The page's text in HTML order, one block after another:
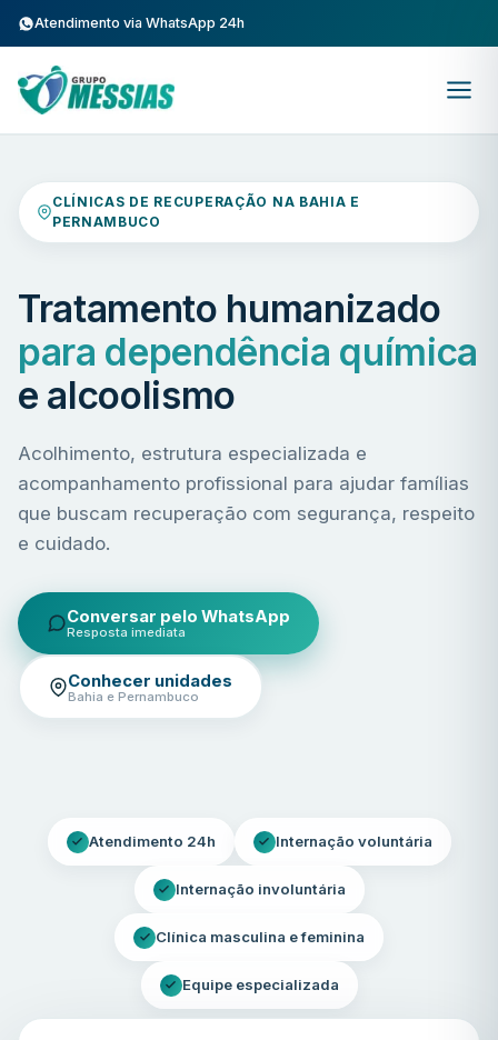
Atendimento via WhatsApp 24h
CLÍNICAS DE RECUPERAÇÃO NA BAHIA E
PERNAMBUCO
Tratamento humanizado
para dependência química
e alcoolismo
Acolhimento, estrutura especializada e
acompanhamento profissional para ajudar famílias
que buscam recuperação com segurança, respeito
e cuidado.
Conversar pelo WhatsApp
Resposta imediata
Conhecer unidades
Bahia e Pernambuco
Atendimento 24h Internação voluntária
Internação involuntária
Clínica masculina e feminina
Equipe especializada